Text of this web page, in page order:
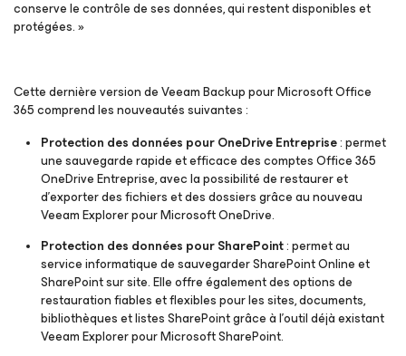
conserve le contrôle de ses données, qui restent disponibles et
protégées. »
Cette dernière version de Veeam Backuppour Microsoft Office
365comprend les nouveautés suivantes :
Protection des données pour OneDrive Entreprise: permet
une sauvegarde rapide et efficace des comptes Office 365
OneDrive Entreprise, avec la possibilité de restaurer et
d’exporter des fichiers et des dossiers grâce au nouveau
Veeam Explorerpour Microsoft OneDrive.
Protection des données pour SharePoint: permet au
service informatique de sauvegarder SharePoint Online et
SharePoint sur site. Elle offre également des options de
restauration fiables et flexibles pour les sites, documents,
bibliothèques et listes SharePoint grâce à l’outil déjà existant
Veeam Explorerpour Microsoft SharePoint.